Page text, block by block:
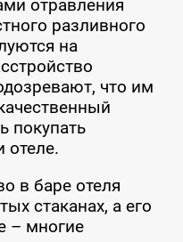
отравления
разливного
на
что им
покупать
отеле.
в баре отеля
стаканах, а его
– многие